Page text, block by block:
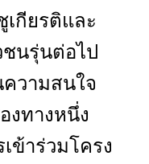
เกียรติและ
ชนรุ่นต่อไป
วามสนใจ
งทางหนึ่ง
ข้าร่วมโครง